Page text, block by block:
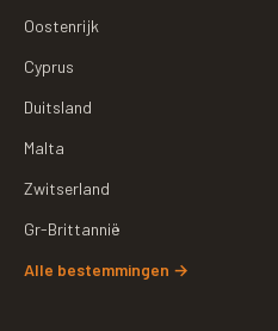
Oostenrijk
Cyprus
Duitsland
Malta
Zwitserland
Gr-Brittannië
Alle bestemmingen →